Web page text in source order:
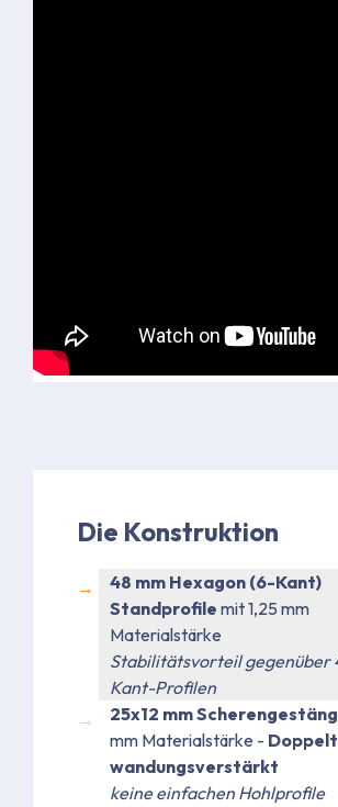
Die Konstruktion
48 mm Hexagon (6-Kant)
Standprofile mit 1,25 mm
Materialstärke
Stabilitätsvorteil gegenüber
Kant-Profilen
25x12 mm
mm Materialstärke - Doppelt
wandungsverstärkt
keine einfachen Hohlprofile